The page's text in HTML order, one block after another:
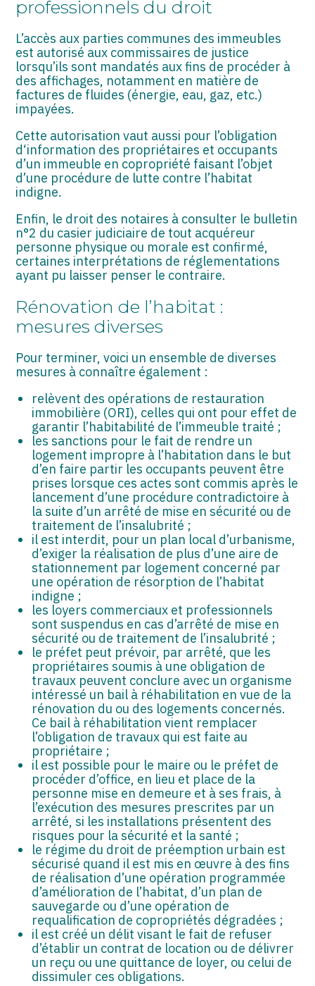
professionnels du droit
L’accès aux parties communes des immeubles
est autorisé aux commissaires de justice
lorsqu’ils sont mandatés aux fins de procéder à
des affichages, notamment en matière de
factures de fluides (énergie, eau, gaz, etc.)
impayées.
Cette autorisation vaut aussi pour l’obligation
d‘information des propriétaires et occupants
d’un immeuble en copropriété faisant l’objet
d’une procédure de lutte contre l’habitat
indigne.
Enfin, le droit des notaires à consulter le bulletin
n°2 du casier judiciaire de tout acquéreur
personne physique ou morale est confirmé,
certaines interprétations de réglementations
ayant pu laisser penser le contraire.
Rénovation de l’habitat :
mesures diverses
Pour terminer, voici un ensemble de diverses
mesures à connaître également :
relèvent des opérations de restauration
immobilière (ORI), celles qui ont pour effet de
garantir l’habitabilité de l’immeuble traité ;
les sanctions pour le fait de rendre un
logement impropre à l’habitation dans le but
d’en faire partir les occupants peuvent être
prises lorsque ces actes sont commis après le
lancement d’une procédure contradictoire à
la suite d’un arrêté de mise en sécurité ou de
traitement de l’insalubrité ;
il est interdit, pour un plan local d’urbanisme,
d’exiger la réalisation de plus d’une aire de
stationnement par logement concerné par
une opération de résorption de l’habitat
indigne ;
les loyers commerciaux et professionnels
sont suspendus en cas d’arrêté de mise en
sécurité ou de traitement de l’insalubrité ;
le préfet peut prévoir, par arrêté, que les
propriétaires soumis à une obligation de
travaux peuvent conclure avec un organisme
intéressé un bail à réhabilitation en vue de la
rénovation du ou des logements concernés.
Ce bail à réhabilitation vient remplacer
l’obligation de travaux qui est faite au
propriétaire ;
il est possible pour le maire ou le préfet de
procéder d’office, en lieu et place de la
personne mise en demeure et à ses frais, à
l’exécution des mesures prescrites par un
arrêté, si les installations présentent des
risques pour la sécurité et la santé ;
le régime du droit de préemption urbain est
sécurisé quand il est mis en œuvre à des fins
de réalisation d’une opération programmée
d’amélioration de l’habitat, d’un plan de
sauvegarde ou d’une opération de
requalification de copropriétés dégradées ;
il est créé un délit visant le fait de refuser
d’établir un contrat de location ou de délivrer
un reçu ou une quittance de loyer, ou celui de
dissimuler ces obligations.